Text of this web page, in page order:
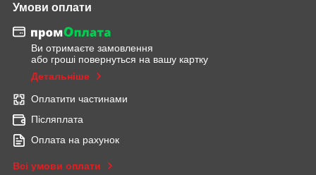
Умови оплати
Ви отримаєте замовлення
або гроші повернуться на вашу картку
Детальніше
Оплатити частинами
Післяплата
Оплата на рахунок
Всі умови оплати